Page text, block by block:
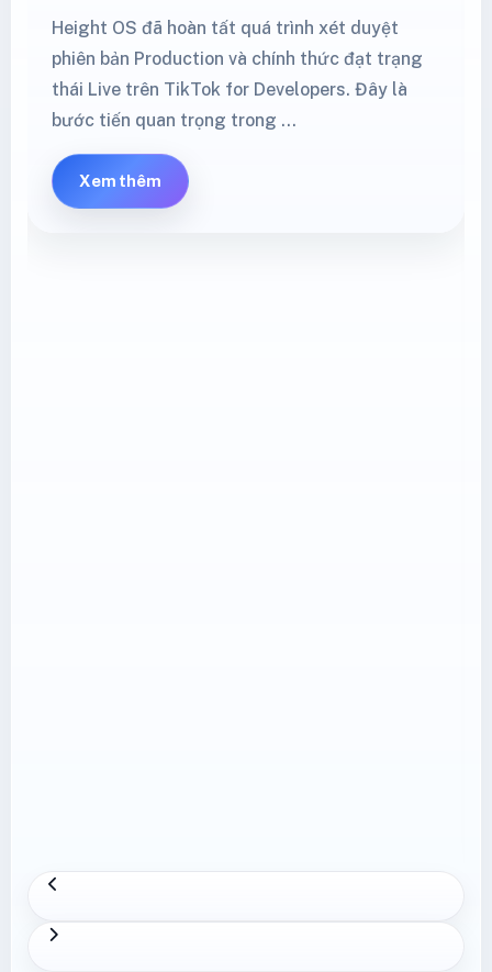
Height OS đã hoàn tất quá trình xét duyệt
phiên bản Production và chính thức đạt trạng
thái Live trên TikTok for Developers. Đây là
bước tiến quan trọng trong …
Xem thêm